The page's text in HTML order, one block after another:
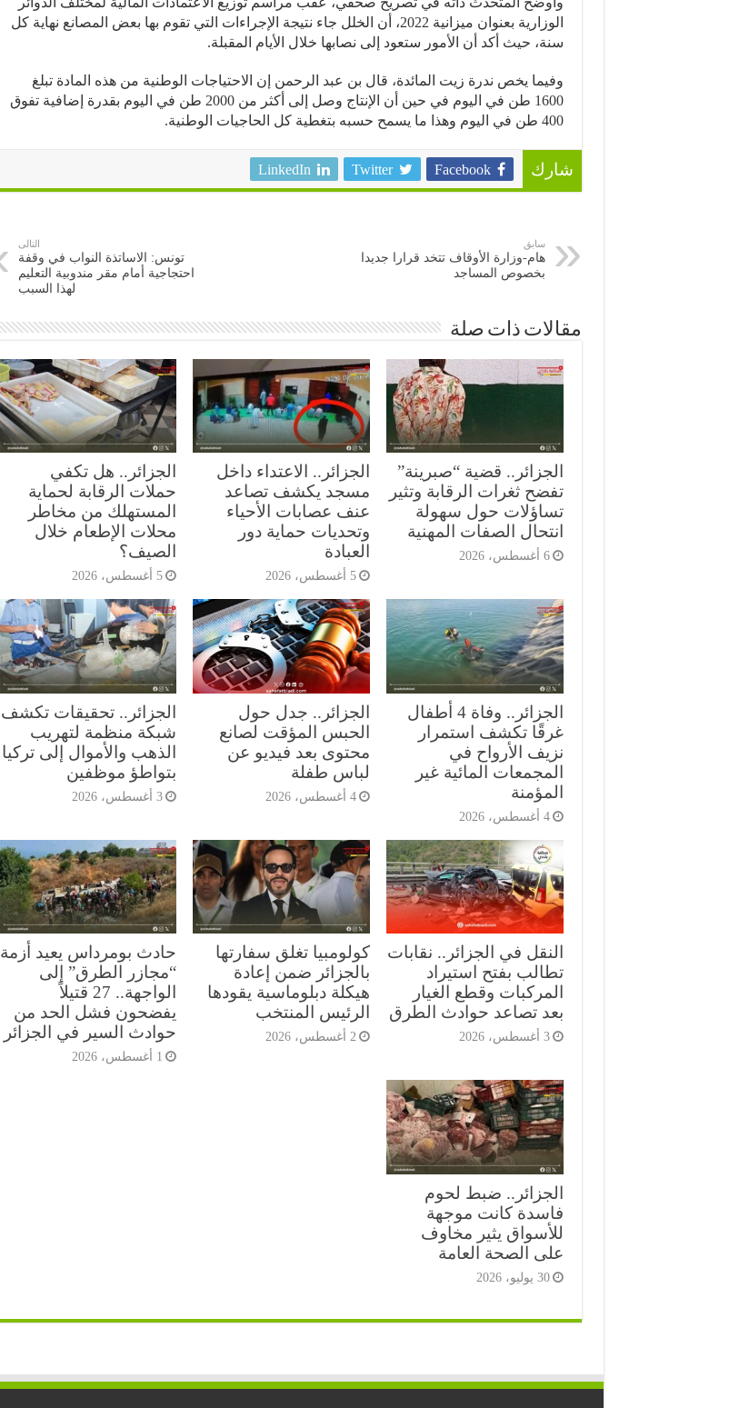
الوزارية بعنوان ميزانية 2022، أن الخلل جاء نتيجة الإجراءات التي تقوم بها بعض المصانع نهاية كل
سنة، حيث أكد أن الأمور ستعود إلى نصابها خلال الأيام المقبلة.
وفيما يخص ندرة زيت المائدة، قال بن عبد الرحمن إن الاحتياجات الوطنية من هذه المادة تبلغ
1600 طن في اليوم في حين أن الإنتاج وصل إلى أكثر من 2000 طن في اليوم بقدرة إضافية تفوق
400 طن في اليوم وهذا ما يسمح حسبه بتغطية كل الحاجيات الوطنية.
شارك Facebook
Twitter
LinkedIn
سابق
هام-وزارة الأوقاف تتخد قرارا جديدا
بخصوص المساجد
التالى
تونس: الاساتذة النواب في وقفة
احتجاجية أمام مقر مندوبية التعليم
لهذا السبب
مقالات ذات صلة
الجزائر.. قضية “صبرينة”
تفضح ثغرات الرقابة وتثير
تساؤلات حول سهولة
انتحال الصفات المهنية
6 أغسطس، 2026
الجزائر.. الاعتداء داخل
مسجد يكشف تصاعد
عنف عصابات الأحياء
وتحديات حماية دور
العبادة
5 أغسطس، 2026
الجزائر.. هل تكفي
حملات الرقابة لحماية
المستهلك من مخاطر
محلات الإطعام خلال
الصيف؟
5 أغسطس، 2026
الجزائر.. وفاة 4 أطفال
غرقًا تكشف استمرار
نزيف الأرواح في
المجمعات المائية غير
المؤمنة
4 أغسطس، 2026
الجزائر.. جدل حول
الحبس المؤقت لصانع
محتوى بعد فيديو عن
لباس طفلة
4 أغسطس، 2026
الجزائر.. تحقيقات تكشف
شبكة منظمة لتهريب
الذهب والأموال إلى تركيا
بتواطؤ موظفين
3 أغسطس، 2026
النقل في الجزائر.. نقابات
تطالب بفتح استيراد
المركبات وقطع الغيار
بعد تصاعد حوادث الطرق
3 أغسطس، 2026
كولومبيا تغلق سفارتها
بالجزائر ضمن إعادة
هيكلة دبلوماسية يقودها
الرئيس المنتخب
2 أغسطس، 2026
حادث بومرداس يعيد أزمة
“مجازر الطرق” إلى
الواجهة.. 27 قتيلاً
يفضحون فشل الحد من
حوادث السير في الجزائر
1 أغسطس، 2026
الجزائر.. ضبط لحوم
فاسدة كانت موجهة
للأسواق يثير مخاوف
على الصحة العامة
30 يوليو، 2026